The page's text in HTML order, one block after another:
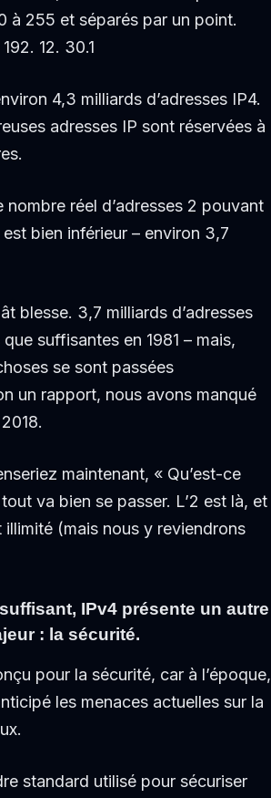
à 255 et séparés par un point.
12. 30.1
4,3 milliards d’adresses IP4.
adresses IP sont réservées à
nombre réel d’adresses 2 pouvant
bien inférieur – environ 3,7
blesse. 3,7 milliards d’adresses
suffisantes en 1981 – mais,
se sont passées
un rapport, nous avons manqué
maintenant, « Qu’est-ce
va bien se passer. L’2 est là, et
illimité (mais nous y reviendrons
IPv4 présente un autre
: la sécurité.
pour la sécurité, car à l’époque,
les menaces actuelles sur la
standard utilisé pour sécuriser